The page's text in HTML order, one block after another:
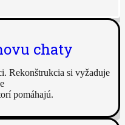
chaty
Rekonštrukcia si vyžaduje
pomáhajú.